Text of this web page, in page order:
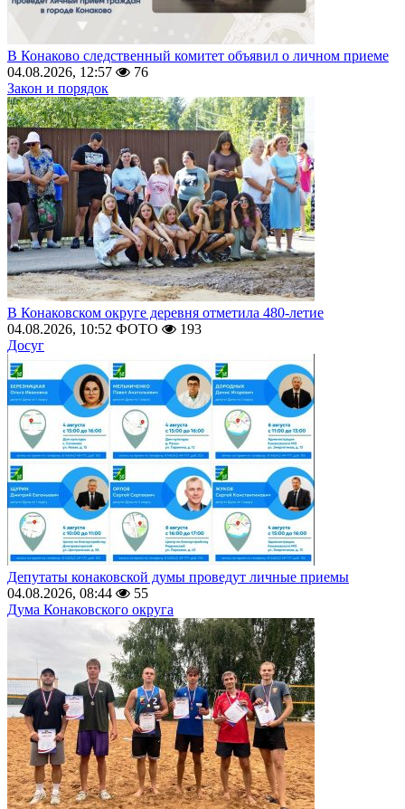
В Конаково следственный комитет объявил о личном приеме
04.08.2026, 12:57
76
Закон и порядок
В Конаковском округе деревня отметила 480-летие
04.08.2026, 10:52 ФОТО
193
Досуг
Депутаты конаковской думы проведут личные приемы
04.08.2026, 08:44
55
Дума Конаковского округа